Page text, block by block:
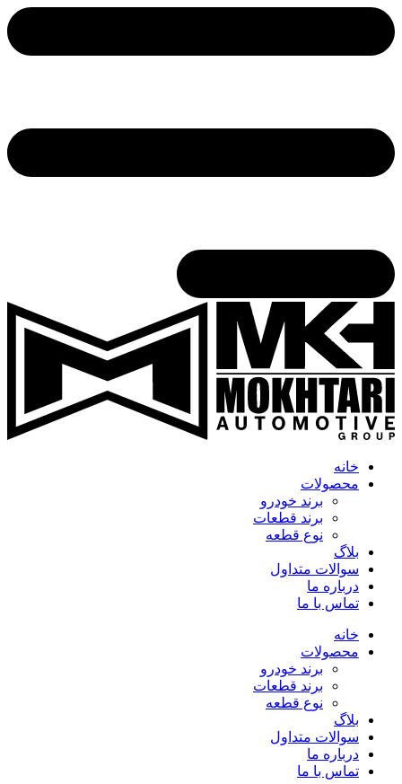
خانه
محصولات
برند خودرو
برند قطعات
نوع قطعه
بلاگ
سوالات متداول
درباره ما
تماس با ما
خانه
محصولات
برند خودرو
برند قطعات
نوع قطعه
بلاگ
سوالات متداول
درباره ما
تماس با ما